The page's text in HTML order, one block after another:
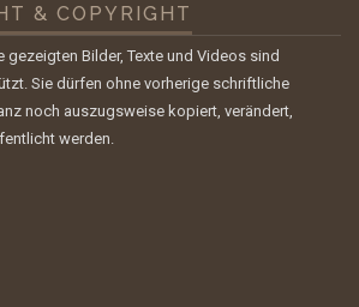
& COPYRIGHT
Bilder, Texte und Videos sind
Sie dürfen ohne vorherige schriftliche
noch auszugsweise kopiert, verändert,
werden.